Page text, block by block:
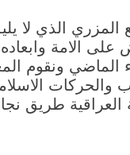
الذي لا
على الامة
الماضي ونقوم
طريق